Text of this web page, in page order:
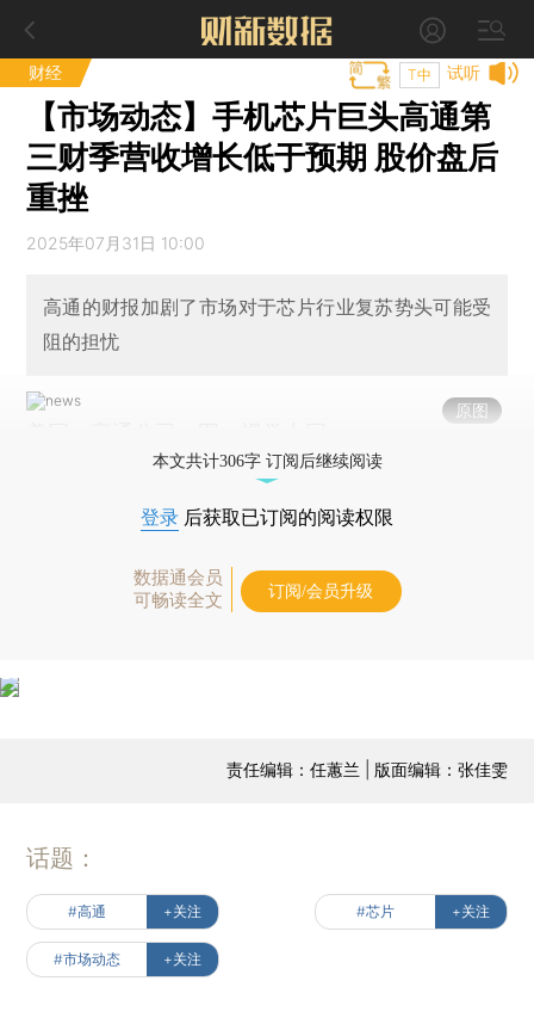
财经 试听
T中
【市场动态】手机芯片巨头高通第
三财季营收增长低于预期 股价盘后
重挫
2025年07月31日 10:00
高通的财报加剧了市场对于芯片行业复苏势头可能受
阻的担忧
原图
本文共计306字 订阅后继续阅读
登录 后获取已订阅的阅读权限
数据通会员
可畅读全文
订阅/会员升级
责任编辑：任蕙兰 | 版面编辑：张佳雯
话题：
#高通 +关注 #芯片 +关注
#市场动态 +关注